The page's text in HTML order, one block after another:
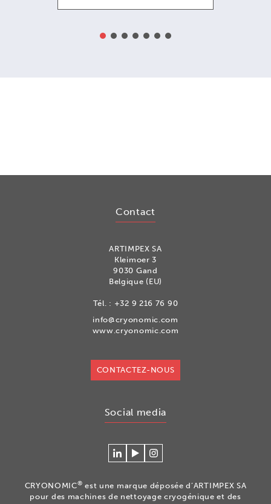
Contact
ARTIMPEX SA
Kleimoer 3
9030 Gand
Belgique (EU)
Tél. : +32 9 216 76 90
info@cryonomic.com
www.cryonomic.com
CONTACTEZ-NOUS
Social media
Se
Cryonomic
Regardez
vidéos
sur
Volg
op
Instagram
CRYONOMIC® est une marque déposée d’ARTIMPEX SA
pour des machines de nettoyage cryogénique et des